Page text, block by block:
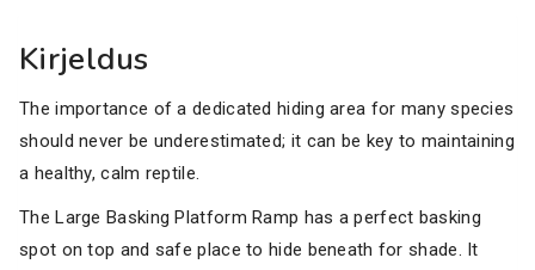
Kirjeldus
The importance of a dedicated hiding area for many species
should never be underestimated; it can be key to maintaining
a healthy, calm reptile.
The Large Basking Platform Ramp has a perfect basking
spot on top and safe place to hide beneath for shade. It